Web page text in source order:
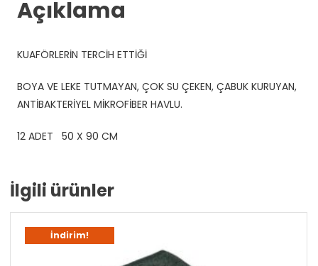
adetAçıklama
KUAFÖRLERİN TERCİH ETTİĞİ
BOYA VE LEKE TUTMAYAN, ÇOK SU ÇEKEN, ÇABUK KURUYAN,
ANTİBAKTERİYEL MİKROFİBER HAVLU.
12 ADET 50 X 90 CM
İlgili ürünler
İndirim!